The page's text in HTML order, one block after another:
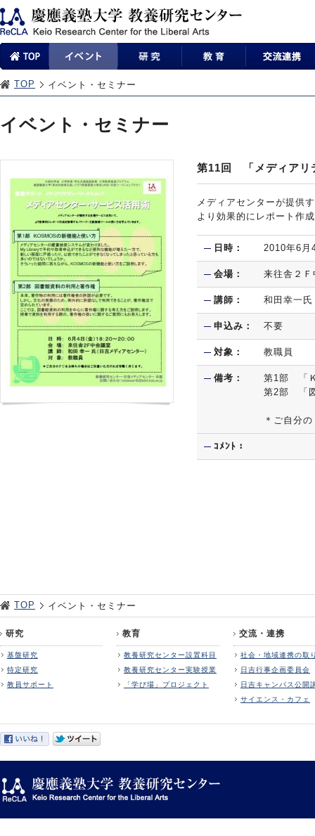
TOP イベント・セミナー
イベント・セミナー
第11回 「メディア
メディアセンターが提供
より効果的にレポート作
日時： 2010年6
会場： 来往舎２
講師： 和田幸一
申込み： 不要
対象： 教職員
備考：
第1部 「
第2部 「
＊ご自分
ｺﾒﾝﾄ：
TOP イベント・セミナー
研究
基盤研究
特定研究
教員サポート
教育
教養研究センター設置科目
教養研究センター実験授業
「学び場」プロジェクト
交流・連携
社会・地域連携の取
日吉行事企画委員会
日吉キャンパス公開
サイエンス・カフェ